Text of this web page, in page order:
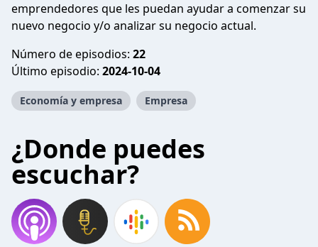
emprendedores que les puedan ayudar a comenzar su
nuevo negocio y/o analizar su negocio actual.
Número de episodios: 22
Último episodio: 2024-10-04
Economía y empresa Empresa
¿Donde puedes
escuchar?